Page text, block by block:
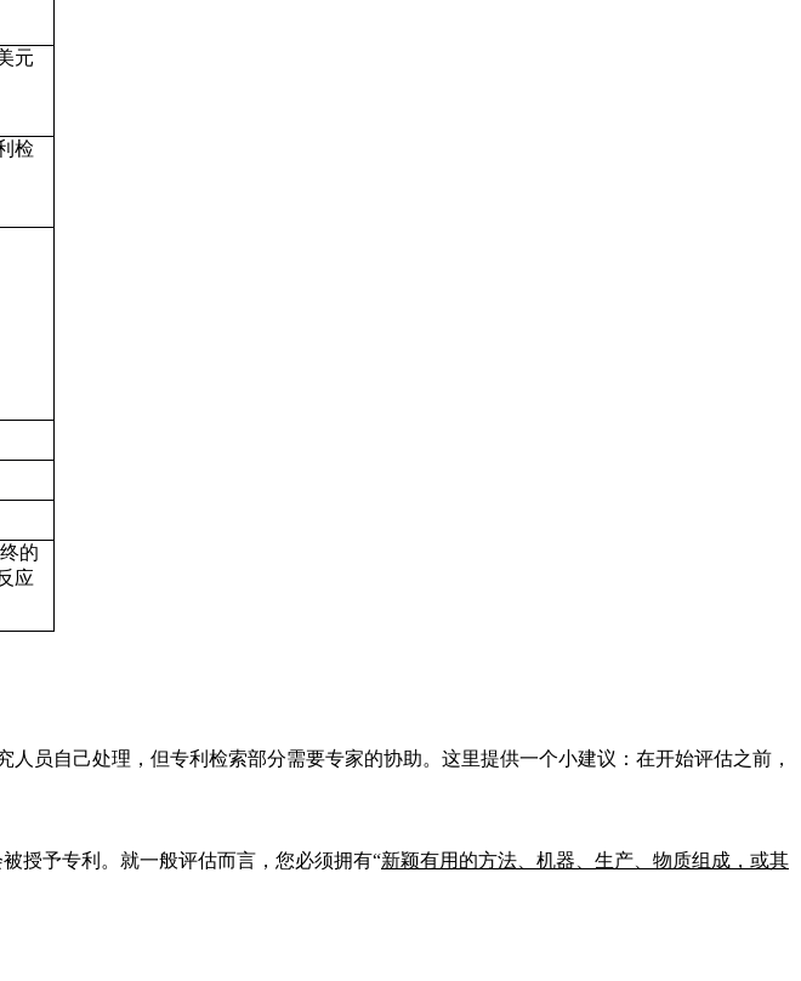
元
检
的
应
员自己处理，但专利检索部分需要专家的协助。这里提供一个小建议：在开始评估之前，
被授予专利。就一般评估而言，您必须拥有“新颖有用的方法、机器、生产、物质组成，或其